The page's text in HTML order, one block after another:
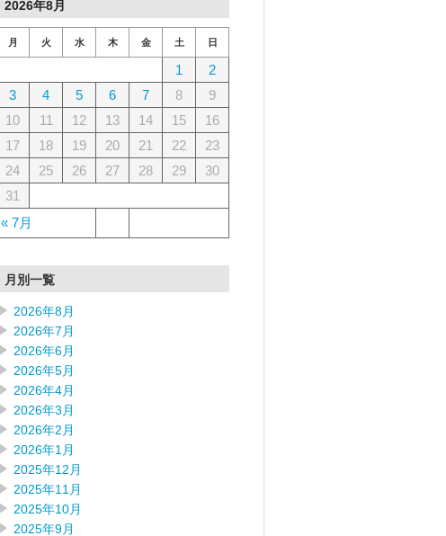
2026年8月
月 火 水 木 金 土 日
« 7月
1
2
3
4 5 6 7 8
9
10
11 12 13 14 15
16
17
18 19 20 21 22
23
24
25 26 27 28 29
30
31
月別一覧
2026年8月
2026年7月
2026年6月
2026年5月
2026年4月
2026年3月
2026年2月
2026年1月
2025年12月
2025年11月
2025年10月
2025年9月